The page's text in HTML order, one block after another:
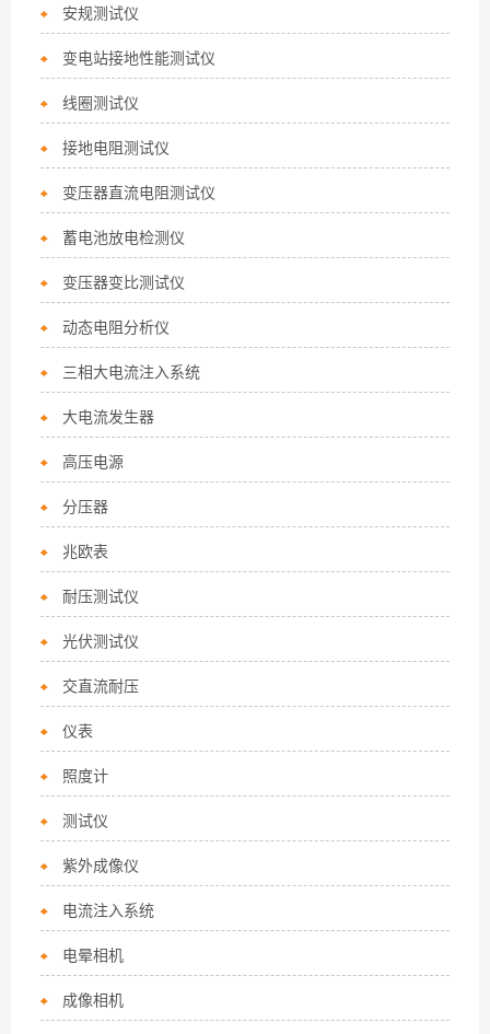
安规测试仪
变电站接地性能测试仪
线圈测试仪
接地电阻测试仪
变压器直流电阻测试仪
蓄电池放电检测仪
变压器变比测试仪
动态电阻分析仪
三相大电流注入系统
大电流发生器
高压电源
分压器
兆欧表
耐压测试仪
光伏测试仪
交直流耐压
仪表
照度计
测试仪
紫外成像仪
电流注入系统
电晕相机
成像相机